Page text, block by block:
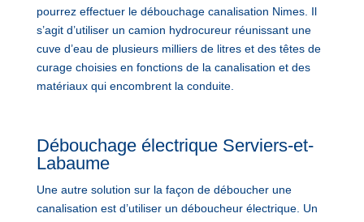
pourrez effectuer le débouchage canalisation Nimes. Il
s’agit d’utiliser un camion hydrocureur réunissant une
cuve d’eau de plusieurs milliers de litres et des têtes de
curage choisies en fonctions de la canalisation et des
matériaux qui encombrent la conduite.
Débouchage électrique Serviers-et-
Labaume
Une autre solution sur la façon de déboucher une
canalisation est d’utiliser un déboucheur électrique. Un